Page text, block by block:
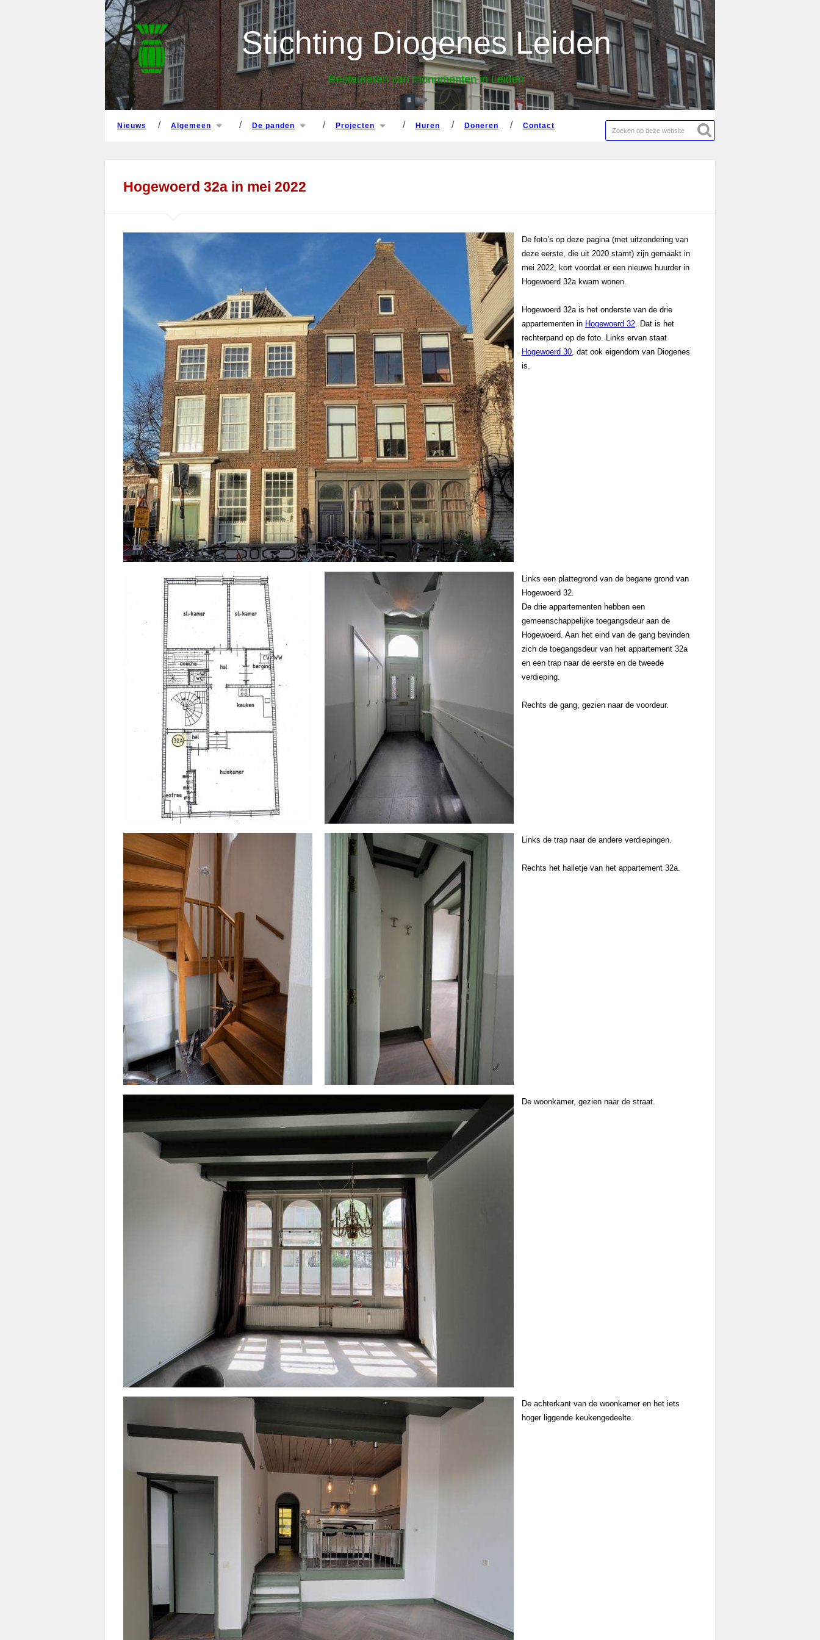
Stichting Diogenes Leiden
Restaureren van monumenten in Leiden
nieuws algemeen de panden projecten huren doneren contact
nieuws algemeen de panden projecten huren doneren contact
Hogewoerd 32a in mei 2022
De foto’s op deze pagina (met uitzondering van
deze eerste, die uit 2020 stamt) zijn gemaakt in
mei 2022, kort voordat er een nieuwe huurder in
Hogewoerd 32a kwam wonen.
Hogewoerd 32a is het onderste van de drie
appartementen in Hogewoerd 32. Dat is het
rechterpand op de foto. Links ervan staat
Hogewoerd 30, dat ook eigendom van Diogenes
is.
Links een plattegrond van de begane grond van
Hogewoerd 32.
De drie appartementen hebben een
gemeenschappelijke toegangsdeur aan de
Hogewoerd. Aan het eind van de gang bevinden
zich de toegangsdeur van het appartement 32a
en een trap naar de eerste en de tweede
verdieping.
Rechts de gang, gezien naar de voordeur.
Links de trap naar de andere verdiepingen.
Rechts het halletje van het appartement 32a.
De woonkamer, gezien naar de straat.
De achterkant van de woonkamer en het iets
hoger liggende keukengedeelte.